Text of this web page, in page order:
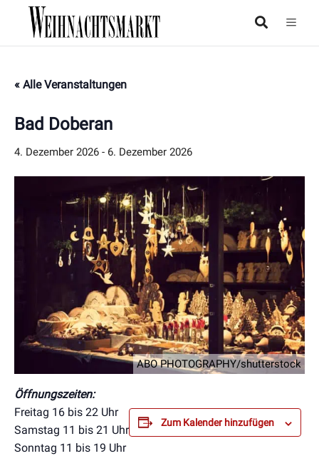
« Alle Veranstaltungen
Bad Doberan
4. Dezember 2026 - 6. Dezember 2026
ABO PHOTOGRAPHY/shutterstock
Öffnungszeiten:
Freitag 16 bis 22 Uhr
Samstag 11 bis 21 Uhr
Sonntag 11 bis 19 Uhr
Zum Kalender hinzufügen